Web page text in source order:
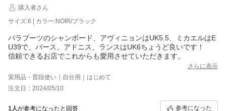
購入者さん
サイズ:6 | カラー:NOIR/ブラック
パラブーツのシャンボード、アヴィニョンはUK5.5、ミカエルはE
U39で、バース、アドニス、ランスはUK6ちょうど良いです！
信頼できるお店でこれからも愛用させていただきます。
さらに表示
実用品・普段使い｜自分用｜はじめて
注文日：2024/05/10
1人が参考になったと回答 参考になった